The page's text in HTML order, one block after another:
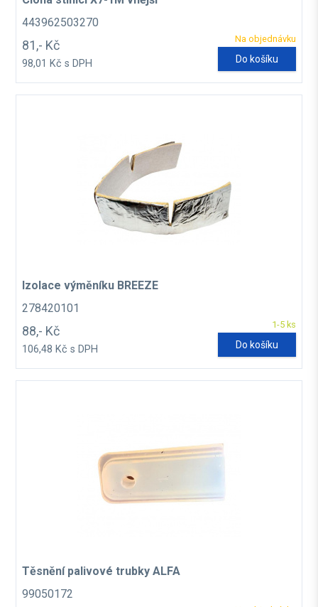
443962503270
Na objednávku
81,- Kč
98,01 Kč s DPH Do košíku
Izolace výměníku BREEZE
278420101
1-5 ks
88,- Kč
106,48 Kč s DPH Do košíku
Těsnění palivové trubky ALFA
99050172